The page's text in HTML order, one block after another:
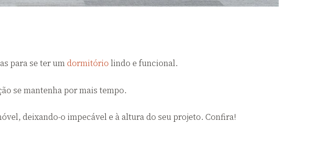
para se ter umdormitório lindo e funcional.
se mantenha por mais tempo.
deixando-o impecável e à altura do seu projeto. Confira!